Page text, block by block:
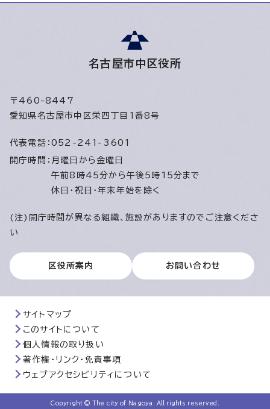
名古屋市中区役所
〒460-8447
愛知県名古屋市中区栄四丁目1番8号
代表電話： 052-241-3601
開庁時間： 月曜日から金曜日
午前8時45分から午後5時15分まで
休日・祝日・年末年始を除く
(注)開庁時間が異なる組織、施設がありますのでご注意くださ
い
区役所案内 お問い合わせ
サイトマップ
このサイトについて
個人情報の取り扱い
著作権・リンク・免責事項
ウェブアクセシビリティについて
Copyright © The city of Nagoya. All rights reserved.